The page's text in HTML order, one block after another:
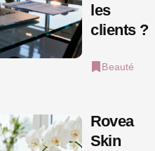
les
clients ?
Beauté
Rovea
Skin